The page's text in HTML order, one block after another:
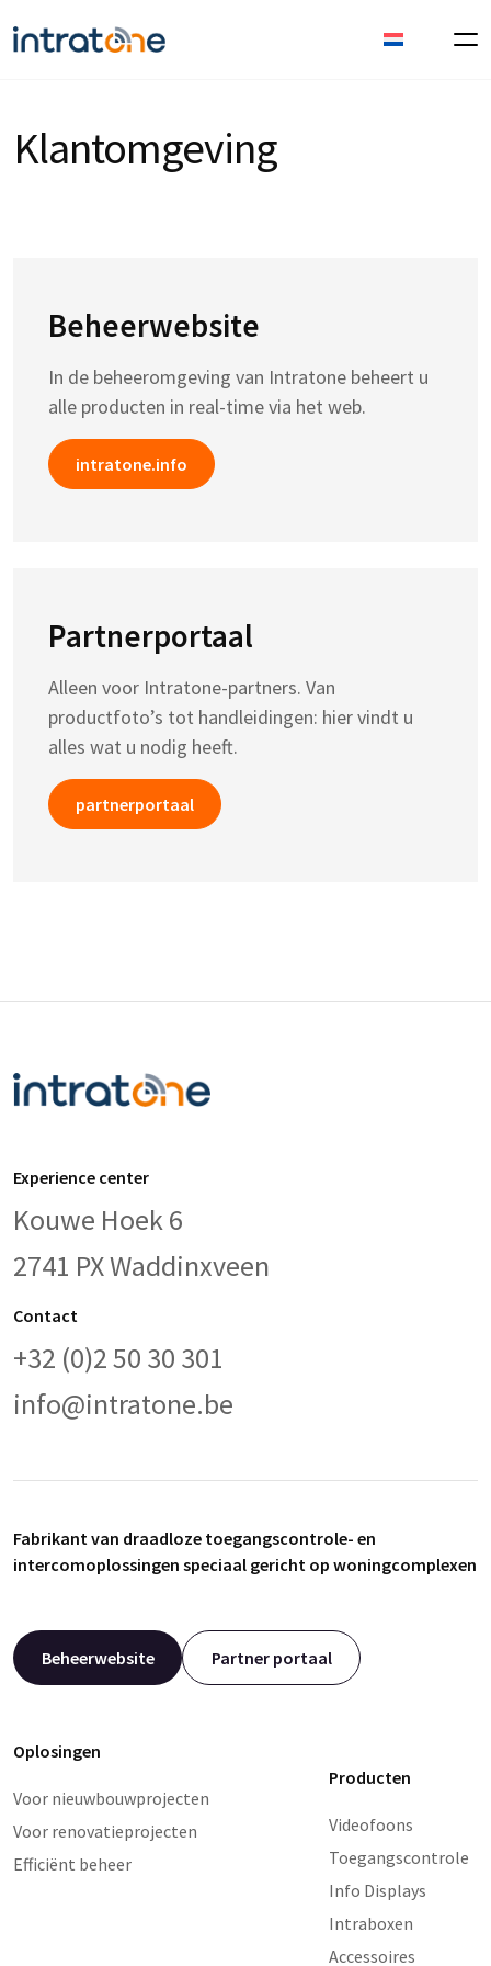
Klantomgeving
Beheerwebsite
In de beheeromgeving van Intratone beheert u
alle producten in real-time via het web.
intratone.info
Partnerportaal
Alleen voor Intratone-partners. Van
productfoto’s tot handleidingen: hier vindt u
alles wat u nodig heeft.
partnerportaal
Experience center
Kouwe Hoek 6
2741 PX Waddinxveen
Contact
+32 (0)2 50 30 301
info@intratone.be
Fabrikant van draadloze toegangscontrole- en
intercomoplossingen speciaal gericht op woningcomplexen
Beheerwebsite Partner portaal
Oplosingen
Voor nieuwbouwprojecten
Voor renovatieprojecten
Efficiënt beheer
Producten
Videofoons
Toegangscontrole
Info Displays
Intraboxen
Accessoires